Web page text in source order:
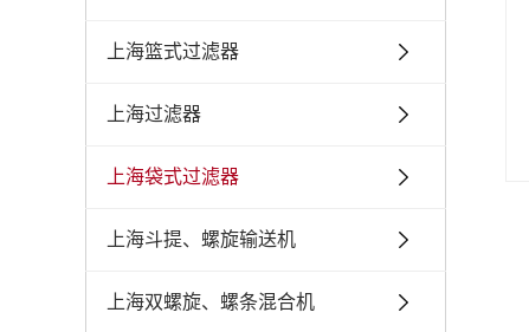
上海篮式过滤器
上海过滤器
上海袋式过滤器
上海斗提、螺旋输送机
上海双螺旋、螺条混合机